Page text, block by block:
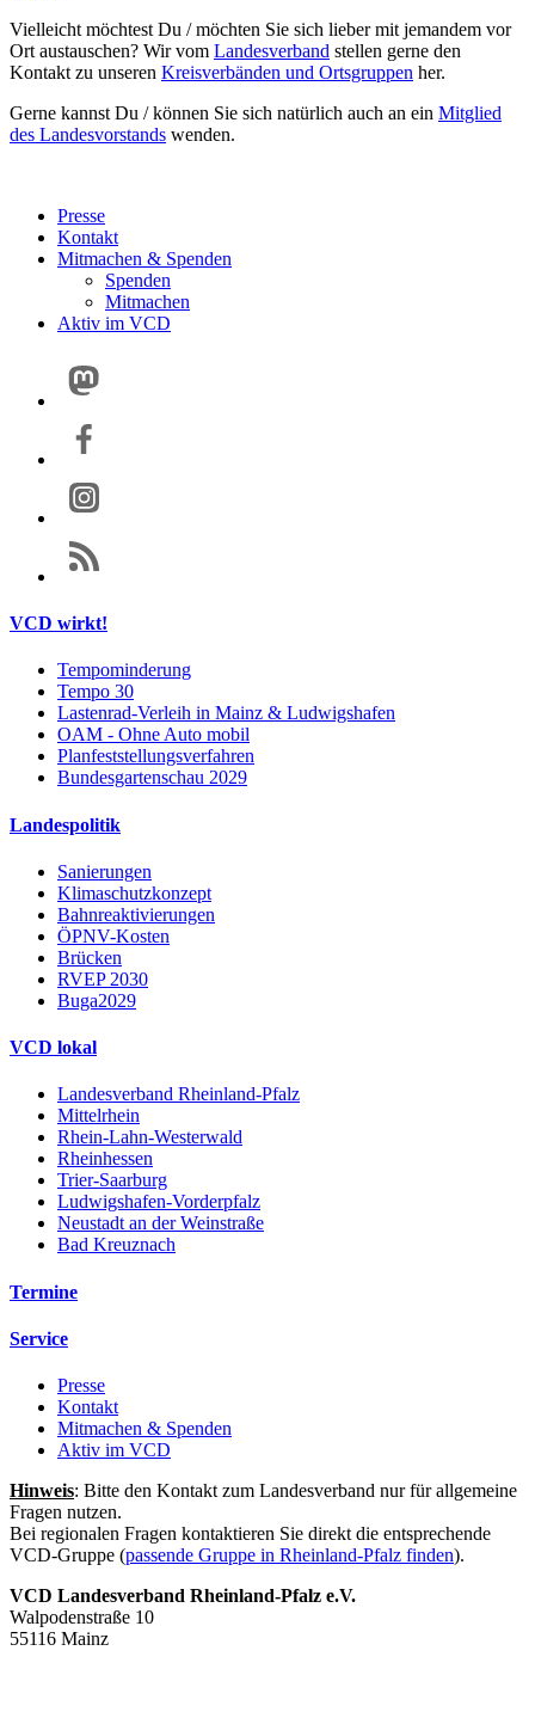
Vielleicht möchtest Du / möchten Sie sich lieber mit jemandem vor
Ort austauschen? Wir vom Landesverband stellen gerne den
Kontakt zu unseren Kreisverbänden und Ortsgruppen her.
Gerne kannst Du / können Sie sich natürlich auch an ein Mitglied
des Landesvorstands wenden.
Presse
Kontakt
Mitmachen & Spenden
Spenden
Mitmachen
Aktiv im VCD
VCD wirkt!
Tempominderung
Tempo 30
Lastenrad-Verleih in Mainz & Ludwigshafen
OAM - Ohne Auto mobil
Planfeststellungsverfahren
Bundesgartenschau 2029
Landespolitik
Sanierungen
Klimaschutzkonzept
Bahnreaktivierungen
ÖPNV-Kosten
Brücken
RVEP 2030
Buga2029
VCD lokal
Landesverband Rheinland-Pfalz
Mittelrhein
Rhein-Lahn-Westerwald
Rheinhessen
Trier-Saarburg
Ludwigshafen-Vorderpfalz
Neustadt an der Weinstraße
Bad Kreuznach
Termine
Service
Presse
Kontakt
Mitmachen & Spenden
Aktiv im VCD
Hinweis: Bitte den Kontakt zum Landesverband nur für allgemeine
Fragen nutzen.
Bei regionalen Fragen kontaktieren Sie direkt die entsprechende
VCD-Gruppe (passende Gruppe in Rheinland-Pfalz finden).
VCD Landesverband Rheinland-Pfalz e.V.
Walpodenstraße 10
55116 Mainz